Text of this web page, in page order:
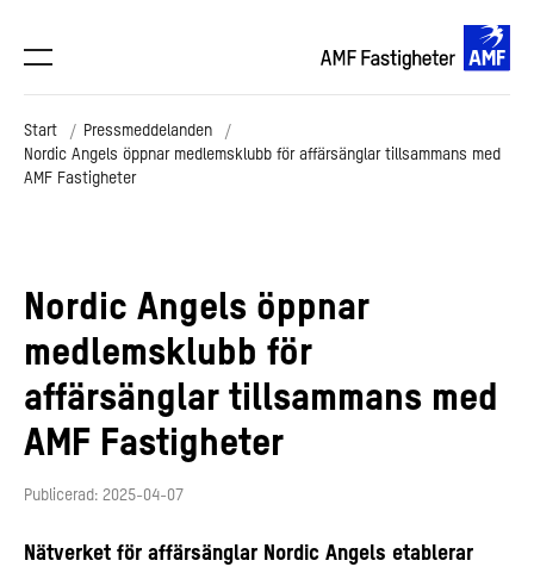
Start
Pressmeddelanden
Nordic Angels öppnar medlemsklubb för affärsänglar tillsammans med
AMF Fastigheter
Nordic Angels öppnar
medlemsklubb för
affärsänglar tillsammans med
AMF Fastigheter
Publicerad: 2025-04-07
Nätverket för affärsänglar Nordic Angels etablerar